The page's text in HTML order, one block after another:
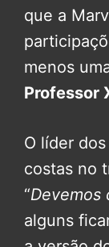
que a
menos
Professor
O líder
costas no
“Devemos
alguns